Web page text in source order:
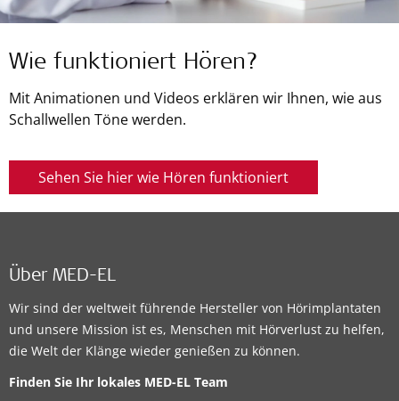
Wie funktioniert Hören?
Mit Animationen und Videos erklären wir Ihnen, wie aus
Schallwellen Töne werden.
Sehen Sie hier wie Hören funktioniert
Über MED-EL
Wir sind der weltweit führende Hersteller von Hörimplantaten
und unsere Mission ist es, Menschen mit Hörverlust zu helfen,
die Welt der Klänge wieder genießen zu können.
Finden Sie Ihr lokales MED-EL Team